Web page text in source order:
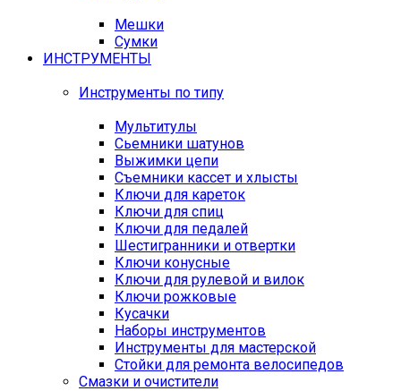
Мешки
Сумки
ИНСТРУМЕНТЫ
Инструменты по типу
Мультитулы
Сьемники шатунов
Выжимки цепи
Съемники кассет и хлысты
Ключи для кареток
Ключи для спиц
Ключи для педалей
Шестигранники и отвертки
Ключи конусные
Ключи для рулевой и вилок
Ключи рожковые
Кусачки
Наборы инструментов
Инструменты для мастерской
Стойки для ремонта велосипедов
Смазки и очистители